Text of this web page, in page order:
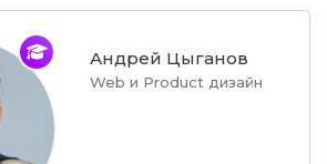
Андрей Цыганов
Web и Product дизайн